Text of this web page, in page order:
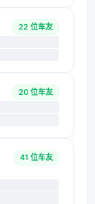
22 位车友
20 位车友
41 位车友